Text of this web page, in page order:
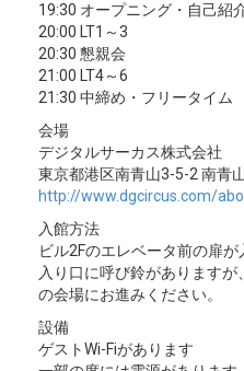
19:30 オープニング・自己紹
20:00 LT1～3
20:30 懇親会
21:00 LT4～6
21:30 中締め・フリータイム
会場
デジタルサーカス株式会社
東京都港区南青山3-5-2 南青
http://www.dgcircus.com/
入館方法
ビル2Fのエレベータ前の扉が
入り口に呼び鈴があります
の会場にお進みください。
設備
ゲストWi-Fiがあります